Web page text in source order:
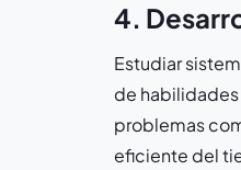
4.
Estudiar
de
problemas
eficiente del